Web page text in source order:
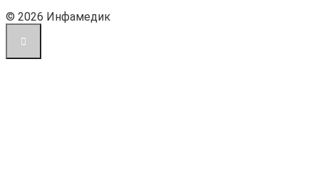
© 2026 Инфамедик